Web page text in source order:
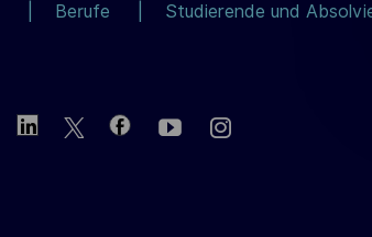
Berufe Studierende und